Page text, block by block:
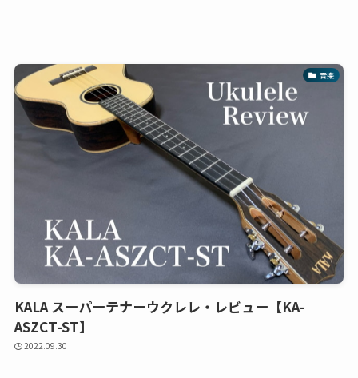
音楽
KALA スーパーテナーウクレレ・レビュー【KA-
ASZCT-ST】
2022.09.30